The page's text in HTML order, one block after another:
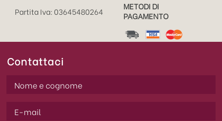
Partita Iva: 03645480264
METODI DI
PAGAMENTO
Contattaci